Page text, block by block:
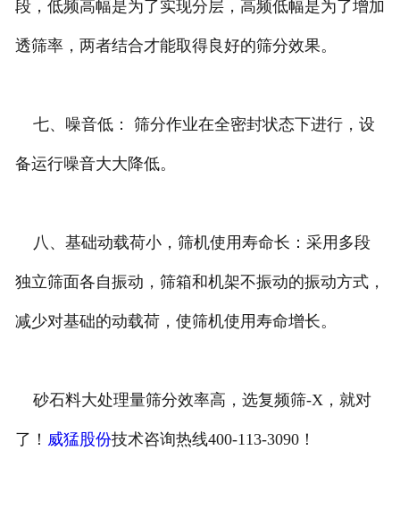
段，低频高幅是为了实现分层，高频低幅是为了增加
透筛率，两者结合才能取得良好的筛分效果。
七、噪音低： 筛分作业在全密封状态下进行，设
备运行噪音大大降低。
八、基础动载荷小，筛机使用寿命长：采用多段
独立筛面各自振动，筛箱和机架不振动的振动方式，
减少对基础的动载荷，使筛机使用寿命增长。
砂石料大处理量筛分效率高，选复频筛-X，就对
了！ 威猛股份技术咨询热线400-113-3090！